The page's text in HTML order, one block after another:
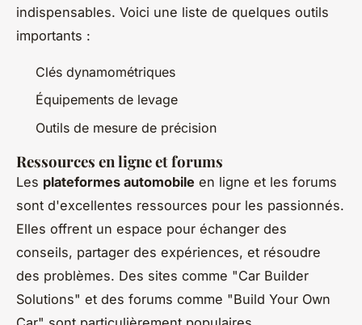
indispensables. Voici une liste de quelques outils
importants :
Clés dynamométriques
Équipements de levage
Outils de mesure de précision
Ressources en ligne et forums
Les plateformes automobile en ligne et les forums
sont d'excellentes ressources pour les passionnés.
Elles offrent un espace pour échanger des
conseils, partager des expériences, et résoudre
des problèmes. Des sites comme "Car Builder
Solutions" et des forums comme "Build Your Own